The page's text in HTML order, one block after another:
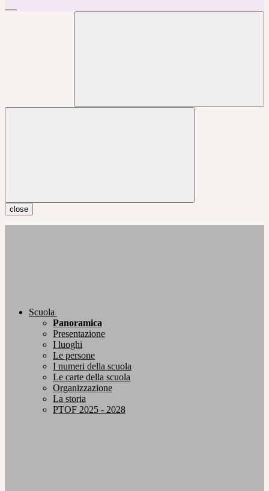
close
Scuola
Panoramica
Presentazione
I luoghi
Le persone
I numeri della scuola
Le carte della scuola
Organizzazione
La storia
PTOF 2025 - 2028